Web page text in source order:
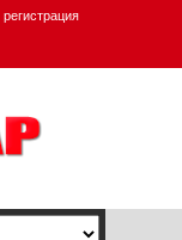
регистрация